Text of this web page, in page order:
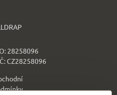
28258096
CZ28258096
y